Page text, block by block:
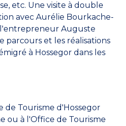
etc. Une visite à double
avec Aurélie Bourkache-
Auguste
parcours et les réalisations
à Hossegor dans les
de Tourisme d'Hossegor
ou à l'Office de Tourisme